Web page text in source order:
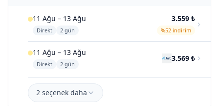
11 Ağu – 13 Ağu
Direkt 2 gün
3.559 ₺
%52 indirim
11 Ağu – 13 Ağu
Direkt 2 gün
3.569 ₺
2 seçenek daha